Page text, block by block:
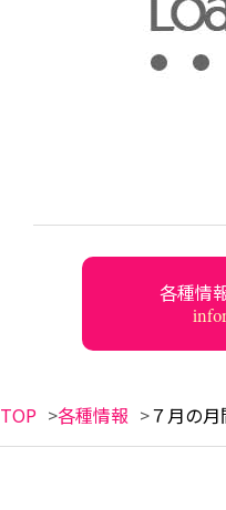
各種情
TOP 各種情報 ７月の月